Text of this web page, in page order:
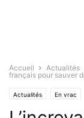
Accueil Actualités
français pour sauver
Actualités En vrac